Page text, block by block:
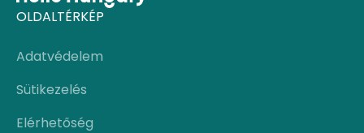
OLDALTÉRKÉP
Adatvédelem
Sütikezelés
Elérhetőség